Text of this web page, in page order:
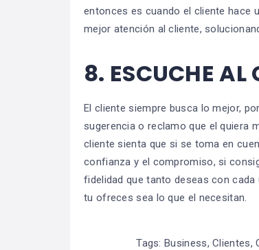
entonces es cuando el cliente hace
mejor atención al cliente,
8. ESCUCHE AL
El cliente siempre busca lo mejor,
sugerencia o reclamo que el quiera
cliente sienta que si se toma en
confianza y el compromiso, si
fidelidad que tanto deseas con
tu ofreces sea lo que el necesitan.
Tags:Business,Clientes,